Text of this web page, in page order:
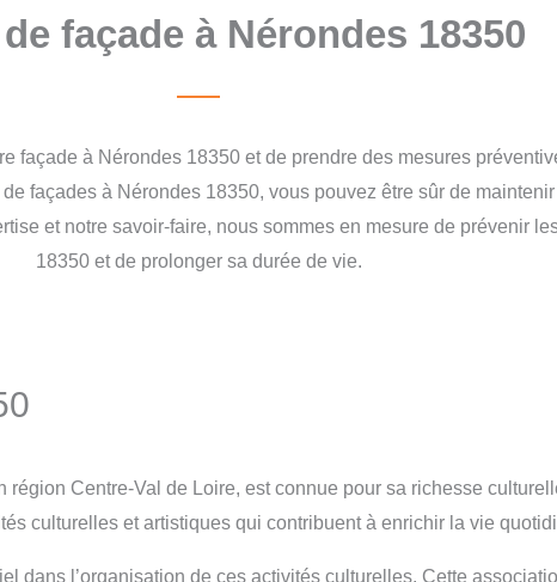
façade à Nérondes 18350
façade à Nérondes 18350 et de prendre des mesures
façades à Nérondes 18350, vous pouvez être sûr de
et notre savoir-faire, nous sommes en mesure de prévenir
18350 et de prolonger sa durée de vie.
Centre-Val de Loire, est connue pour sa richesse
culturelles et artistiques qui contribuent à enrichir la vie
dans l’organisation de ces activités culturelles. Cette